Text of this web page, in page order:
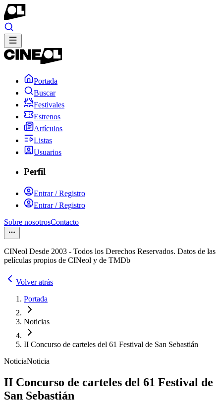
Portada
Buscar
Festivales
Estrenos
Artículos
Listas
Usuarios
Perfil
Entrar / Registro
Entrar / Registro
Sobre nosotrosContacto
CINeol Desde 2003 - Todos los Derechos Reservados. Datos de las
películas propios de CINeol y de TMDb
Volver atrás
Portada
Noticias
II Concurso de carteles del 61 Festival de San Sebastián
NoticiaNoticia
II Concurso de carteles del 61 Festival de
San Sebastián